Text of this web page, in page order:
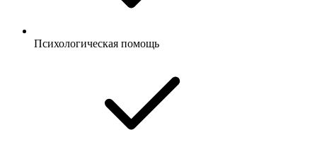
Психологическая помощь